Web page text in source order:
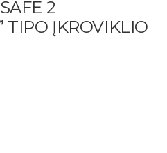
2
TIPO ĮKROVIKLIO